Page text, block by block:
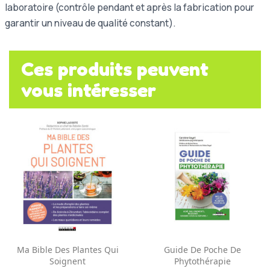
laboratoire (contrôle pendant et après la fabrication pour
garantir un niveau de qualité constant).
Ces produits peuvent
vous intéresser
Ma Bible Des Plantes Qui
Soignent
Guide De Poche De
Phytothérapie